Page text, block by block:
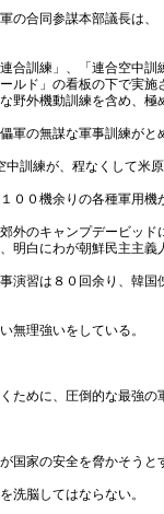
の合同参謀本部議長は
合訓練」、「連合空中
ルド」の看板の下で実
野外機動訓練を含め、
軍の無謀な軍事訓練がと
訓練が、程なくして
００機余りの各種軍用
外のキャンプデービッ
明白にわが朝鮮民主主
演習は８０回余り、韓
無理強いをしている。
ために、圧倒的な最強
国家の安全を脅かそう
洗脳してはならない。